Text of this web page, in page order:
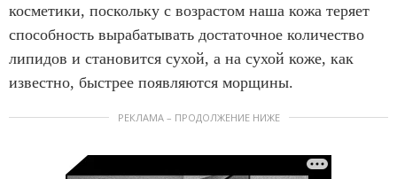
косметики, поскольку с возрастом наша кожа теряет
способность вырабатывать достаточное количество
липидов и становится сухой, а на сухой коже, как
известно, быстрее появляются морщины.
РЕКЛАМА – ПРОДОЛЖЕНИЕ НИЖЕ